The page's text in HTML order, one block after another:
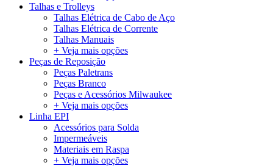
Talhas e Trolleys
Talhas Elétrica de Cabo de Aço
Talhas Elétrica de Corrente
Talhas Manuais
+ Veja mais opções
Peças de Reposição
Peças Paletrans
Peças Branco
Peças e Acessórios Milwaukee
+ Veja mais opções
Linha EPI
Acessórios para Solda
Impermeáveis
Materiais em Raspa
+ Veja mais opções